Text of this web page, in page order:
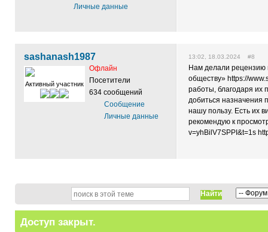
Личные данные
sashanash1987
Активный участник
Офлайн
Посетители
634 сообщений
Сообщение
Личные данные
13:02, 18.03.2024 #8
Нам делали
обществу» https://
работы, благодаря их
добиться назначения
нашу пользу. Есть их
рекомендую к
v=yhBilV7SPPI&t=1s
Найти
Доступ закрыт.